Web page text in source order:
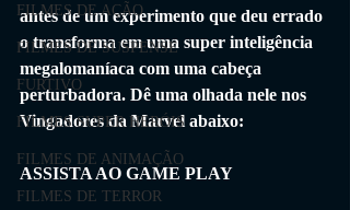
FILMES DE AÇÃO
FILMES DE SUSPENSE
FURTIVO
FILMES SUPER HERÓIS
FILMES DE ANIMAÇÃO
FILMES DE TERROR
antes de um experimento que deu errado
o transforma em uma super inteligência
megalomaníaca com uma cabeça
perturbadora. Dê uma olhada nele nos
Vingadores da Marvel abaixo:
ASSISTA AO GAME PLAY